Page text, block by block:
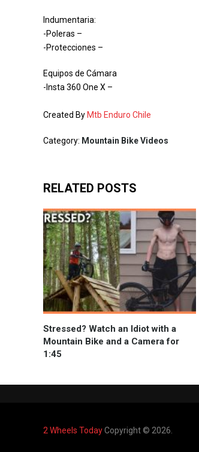
Indumentaria:
-Poleras –
-Protecciones –
Equipos de Cámara
-Insta 360 One X –
Created By Mtb Enduro Chile
Category: Mountain Bike Videos
RELATED POSTS
Stressed? Watch an Idiot with a
Mountain Bike and a Camera for
1:45
2 Wheels TodayCopyright © 2026.